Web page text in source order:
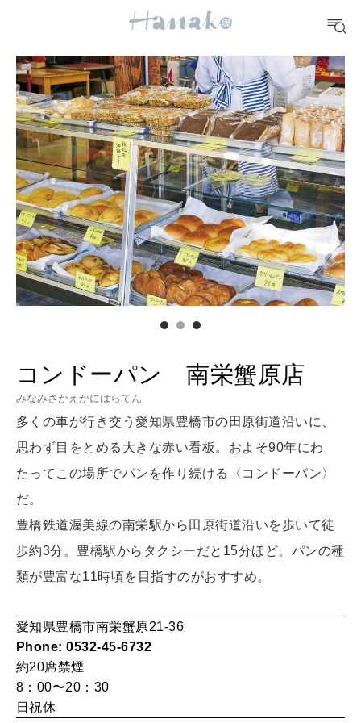
#パン #カフェ
10 CATEGORIES
FOOD
おいしい
TRAVEL
どこ行く？
FORTUNE
明日のわたし
[12星座別] Monthly Love Holoscope
女神まり愛のタロットメッセージ
算命学がわかる今月のあなた
HEALTH
自分にやさしく
LEARN
MAMA
ママもいろいろ
わたしができること
コンドーパン 南栄蟹原店
みなみさかえかにはらてん
多くの車が行き交う愛知県豊橋市の田原街道沿いに、
思わず目をとめる大きな赤い看板。およそ90年にわ
たってこの場所でパンを作り続ける〈コンドーパン〉
だ。
豊橋鉄道渥美線の南栄駅から田原街道沿いを歩いて徒
歩約3分。豊橋駅からタクシーだと15分ほど。パンの種
類が豊富な11時頃を目指すのがおすすめ。
愛知県豊橋市南栄蟹原21-36
Phone: 0532-45-6732
約20席禁煙
8：00〜20：30
日祝休